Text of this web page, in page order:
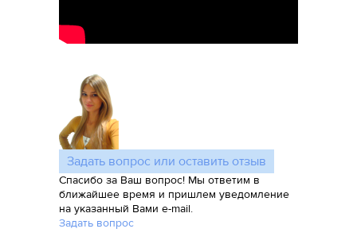
Задать вопрос или оставить отзыв
Спасибо за Ваш вопрос! Мы ответим в
ближайшее время и пришлем уведомление
на указанный Вами e-mail.
Задать вопрос